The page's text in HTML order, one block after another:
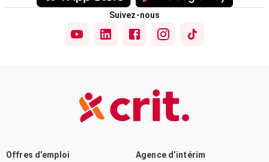
Suivez-nous
Offres d’emploi Agence d’intérim